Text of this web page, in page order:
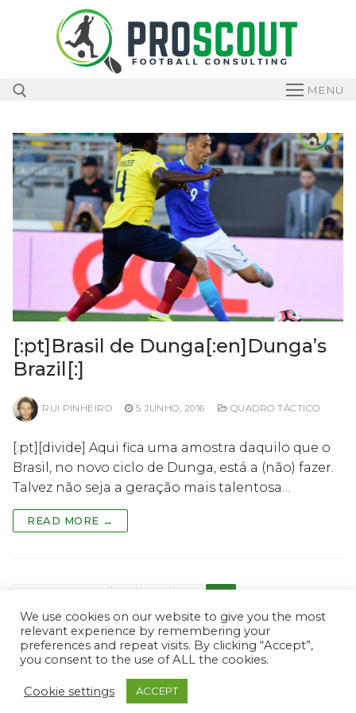
Search for:
MENU
[:pt]Brasil de Dunga[:en]Dunga’s
Brazil[:]
RUI PINHEIRO 5 JUNHO, 2016 QUADRO TÁCTICO
[:pt][divide] Aqui fica uma amostra daquilo que o
Brasil, no novo ciclo de Dunga, está a (não) fazer.
Talvez não seja a geração mais talentosa…
READ MORE →
Paginação
dos
conteúdos
© ProScout 2020
We use cookies on our website to give you the most
relevant experience by remembering your
preferences and repeat visits. By clicking “Accept”,
you consent to the use of ALL the cookies.
Cookie settings ACCEPT